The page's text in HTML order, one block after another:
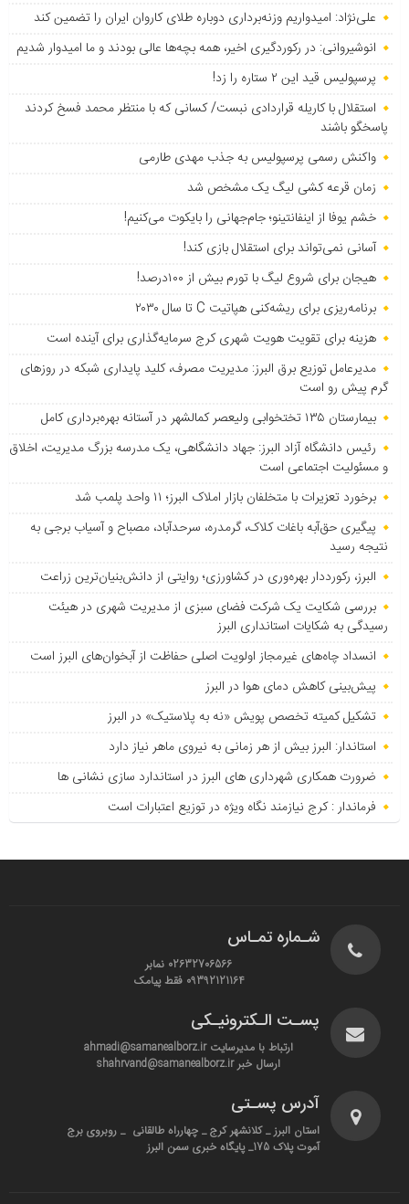
علی‌نژاد: امیدواریم وزنه‌برداری دوباره طلای کاروان ایران را تضمین کند
انوشیروانی: در رکوردگیری اخیر، همه بچه‌ها عالی بودند و ما امیدوار شدیم
پرسپولیس قید این ۲ ستاره را زد!
استقلال با کاریله قراردادی نبست/ کسانی که با منتظر محمد فسخ کردند
پاسخگو باشند
واکنش رسمی پرسپولیس به جذب مهدی طارمی
زمان قرعه کشی لیگ یک مشخص شد
خشم یوفا از اینفانتینو؛ جام‌جهانی را بایکوت می‌کنیم!
آسانی نمی‌تواند برای استقلال بازی کند!
هیجان برای شروع لیگ با تورم بیش از ۱۰۰درصد!
برنامه‌ریزی برای ریشه‌کنی هپاتیت C تا سال ۲۰۳۰
هزینه برای تقویت هویت شهری کرج سرمایه‌گذاری برای آینده است
مدیرعامل توزیع برق البرز: مدیریت مصرف، کلید پایداری شبکه در روزهای
گرم پیش رو است
بیمارستان ۱۳۵ تختخوابی ولیعصر کمالشهر در آستانه بهره‌برداری کامل
رئیس دانشگاه آزاد البرز: جهاد دانشگاهی، یک مدرسه بزرگ مدیریت، اخلاق
و مسئولیت اجتماعی است
برخورد تعزیرات با متخلفان بازار املاک البرز؛ ۱۱ واحد پلمب شد
پیگیری حق‌آبه باغات کلاک، گرمدره، سرحدآباد، مصباح و آسیاب برجی به
نتیجه رسید
البرز، رکورددار بهره‌وری در کشاورزی؛ روایتی از دانش‌بنیان‌ترین زراعت
بررسی شکایت یک شرکت فضای سبزی از مدیریت شهری در هیئت
رسیدگی به شکایات استانداری البرز
انسداد چاه‌های غیرمجاز اولویت اصلی حفاظت از آبخوان‌های البرز است
پیش‌بینی کاهش دمای هوا در البرز
تشکیل کمیته تخصص پویش «نه به پلاستیک» در البرز
استاندار: البرز بیش از هر زمانی به نیروی ماهر نیاز دارد
ضرورت همکاری شهرداری های البرز در استاندارد سازی نشانی ها
فرماندار : کرج نیازمند نگاه ویژه در توزیع اعتبارات است
شـماره تمـاس
02632706566 نمابر
09392121164 فقط پیامک
پسـت الـکترونیـکی
ارتباط با مدیرسایت ahmadi@samanealborz.ir
ارسال خبر shahrvand@samanealborz.ir
آدرس پسـتی
استان البرز _ کلانشهر کرج _ چهارراه طالقانی _ روبروی برج
آموت پلاک 175_ پایگاه خبری سمن البرز